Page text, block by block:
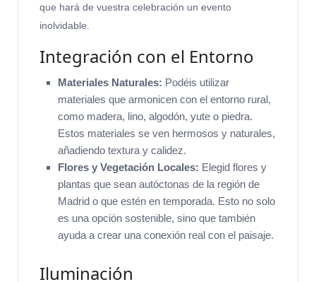
que hará de vuestra celebración un evento
inolvidable.
Integración con el Entorno
Materiales Naturales: Podéis utilizar
materiales que armonicen con el entorno rural,
como madera, lino, algodón, yute o piedra.
Estos materiales se ven hermosos y naturales,
añadiendo textura y calidez.
Flores y Vegetación Locales: Elegid flores y
plantas que sean autóctonas de la región de
Madrid o que estén en temporada. Esto no solo
es una opción sostenible, sino que también
ayuda a crear una conexión real con el paisaje.
Iluminación